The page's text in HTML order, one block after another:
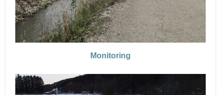
Monitoring